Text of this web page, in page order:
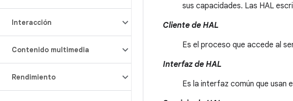
Interacción
Contenido multimedia
Rendimiento
sus capacidades. Las HAL
Cliente de HAL
Es el proceso que accede al
Interfaz de HAL
Es la interfaz común que usan